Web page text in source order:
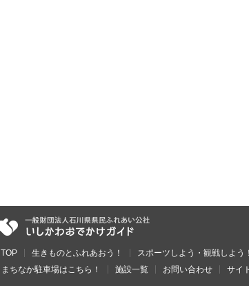
TOP 生きものとふれあおう！ スポーツしよう・観戦しよう！
まちなか駐車場はこちら！
施設一覧 お問い合わせ サイ